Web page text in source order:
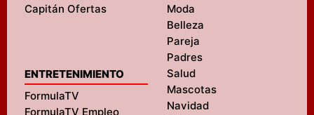
Capitán Ofertas
ENTRETENIMIENTO
FormulaTV
FormulaTV Empleo
Moda
Belleza
Pareja
Padres
Salud
Mascotas
Navidad